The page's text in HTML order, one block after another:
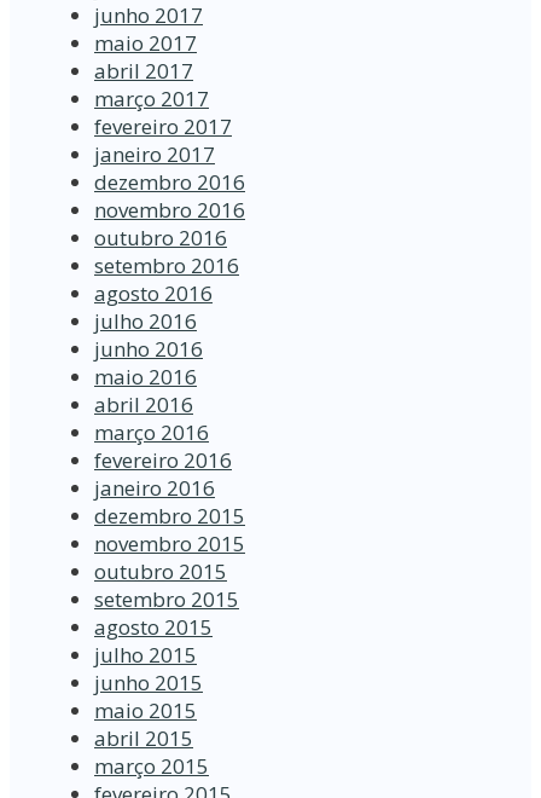
junho 2017
maio 2017
abril 2017
março 2017
fevereiro 2017
janeiro 2017
dezembro 2016
novembro 2016
outubro 2016
setembro 2016
agosto 2016
julho 2016
junho 2016
maio 2016
abril 2016
março 2016
fevereiro 2016
janeiro 2016
dezembro 2015
novembro 2015
outubro 2015
setembro 2015
agosto 2015
julho 2015
junho 2015
maio 2015
abril 2015
março 2015